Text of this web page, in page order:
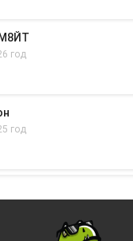
год
год